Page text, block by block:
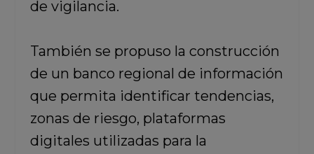
de vigilancia.
También se propuso la construcción
de un banco regional de información
que permita identificar tendencias,
zonas de riesgo, plataformas
digitales utilizadas para la